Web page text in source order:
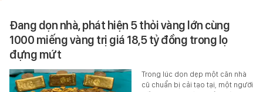
Đang dọn nhà, phát hiện 5 thỏi vàng lớn cùng
1000 miếng vàng trị giá 18,5 tỷ đồng trong lọ
đựng mứt
Trong lúc dọn dẹp một căn nhà
cũ chuẩn bị cải tạo tại, một người